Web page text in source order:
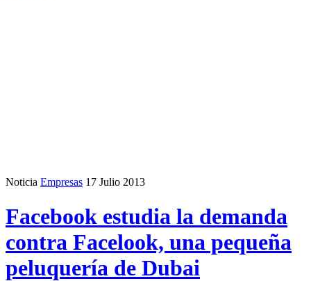
Noticia Empresas 17 Julio 2013
Facebook estudia la demanda
contra Facelook, una pequeña
peluquería de Dubai